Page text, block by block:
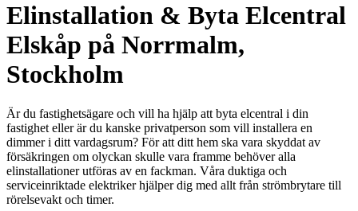
Elinstallation & Byta Elcentral
Elskåp på Norrmalm,
Stockholm
Är du fastighetsägare och vill ha hjälp att byta elcentral i din
fastighet eller är du kanske privatperson som vill installera en
dimmer i ditt vardagsrum? För att ditt hem ska vara skyddat av
försäkringen om olyckan skulle vara framme behöver alla
elinstallationer utföras av en fackman. Våra duktiga och
serviceinriktade elektriker hjälper dig med allt från strömbrytare till
rörelsevakt och timer.